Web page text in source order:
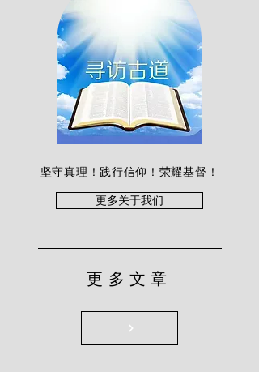
坚守真理！践行信仰！荣耀基督！
更多关于我们
更多文章